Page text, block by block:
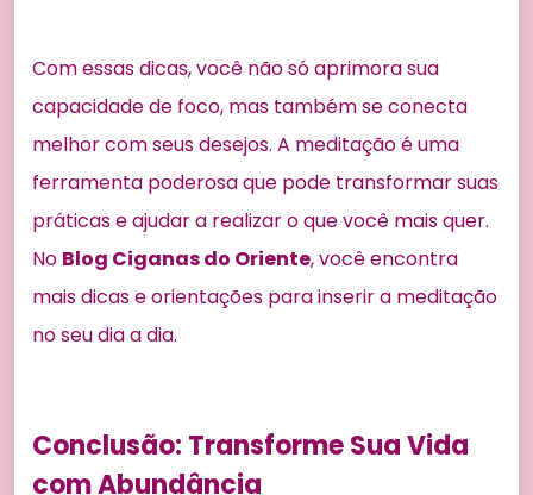
Com essas dicas, você não só aprimora sua
capacidade de foco, mas também se conecta
melhor com seus desejos. A meditação é uma
ferramenta poderosa que pode transformar suas
práticas e ajudar a realizar o que você mais quer.
No Blog Ciganas do Oriente, você encontra
mais dicas e orientações para inserir a meditação
no seu dia a dia.
Conclusão: Transforme Sua Vida
com Abundância